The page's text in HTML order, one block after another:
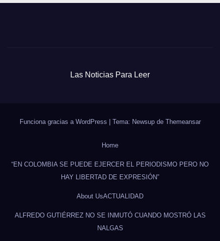
Las Noticias Para Leer
Funciona gracias a WordPress Tema: Newsup de Themeansar
Home
“EN COLOMBIA SE PUEDE EJERCER EL PERIODISMO PERO NO
HAY LIBERTAD DE EXPRESIÓN”
About UsACTUALIDAD
ALFREDO GUTIÉRREZ NO SE INMUTÓ CUANDO MOSTRÓ LAS
NALGAS